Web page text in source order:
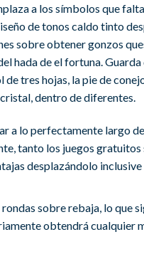
a los símbolos que
de tonos caldo tinto
sobre obtener gonzos
hada de el fortuna.
tres hojas, la pie de
dentro de diferentes.
a lo perfectamente largo
tanto los juegos gratuitos
desplazándolo
sobre rebaja, lo que
obtendrá cualquier